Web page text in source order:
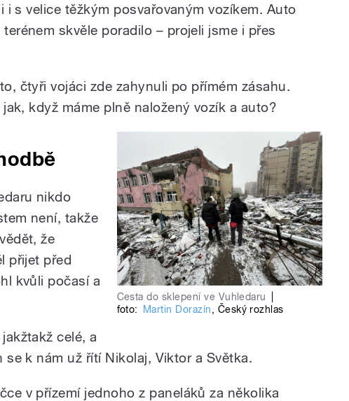
i s velice těžkým posvařovaným vozíkem. Auto
skvěle poradilo – projeli jsme i přes
čtyři vojáci zde zahynuli po přímém zásahu.
když máme plně naložený vozík a auto?
Cesta do sklepení ve Vuhledaru
foto:
Martin Dorazín, Český rozhlas
nikdo
není, takže
že
přijet před
kvůli počasí a
celé, a
se k nám už řítí Nikolaj, Viktor a Světka.
v přízemí jednoho z paneláků za několika